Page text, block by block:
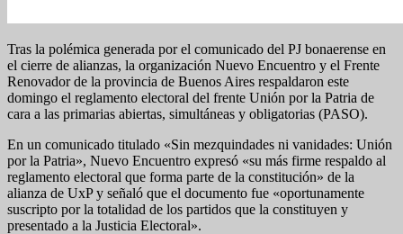
Tras la polémica generada por el comunicado del PJ bonaerense en
el cierre de alianzas, la organización Nuevo Encuentro y el Frente
Renovador de la provincia de Buenos Aires respaldaron este
domingo el reglamento electoral del frente Unión por la Patria de
cara a las primarias abiertas, simultáneas y obligatorias (PASO).
En un comunicado titulado «Sin mezquindades ni vanidades: Unión
por la Patria», Nuevo Encuentro expresó «su más firme respaldo al
reglamento electoral que forma parte de la constitución» de la
alianza de UxP y señaló que el documento fue «oportunamente
suscripto por la totalidad de los partidos que la constituyen y
presentado a la Justicia Electoral».